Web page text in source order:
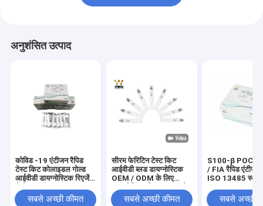
अनुशंसित उत्पाद
कोविड -19 एंटीजन रैपिड
टेस्ट किट कोलाइडल गोल्ड
आईवीडी डायग्नोस्टिक रिएजेंट
सबसे अच्छी कीमत
सीरम फेरिटिन टेस्ट किट
आईवीडी ब्लड डायग्नोस्टिक
OEM / ODM के लिए
सबसे अच्छी कीमत
S100-β POCT
/ FIA रैपिड एंटीजन
ISO 13485
सबसे अच्छी